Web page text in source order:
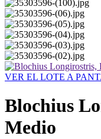
VER EL LOTE A
Blochius
Medio